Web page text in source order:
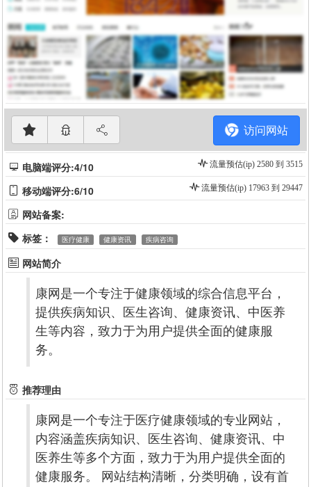
访问网站
电脑端评分:4/10 流量预估(ip) 2580 到 3515
移动端评分:6/10 流量预估(ip) 17963 到 29447
网站备案:
标签：
医疗健康 健康资讯 疾病咨询
网站简介
康网是一个专注于健康领域的综合信息平台，
提供疾病知识、医生咨询、健康资讯、中医养
生等内容，致力于为用户提供全面的健康服
务。
推荐理由
康网是一个专注于医疗健康领域的专业网站，
内容涵盖疾病知识、医生咨询、健康资讯、中
医养生等多个方面，致力于为用户提供全面的
健康服务。 网站结构清晰，分类明确，设有首